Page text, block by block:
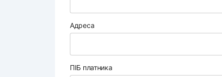
Адреса
ПІБ платника